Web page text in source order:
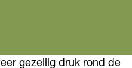
gezellig druk rond de